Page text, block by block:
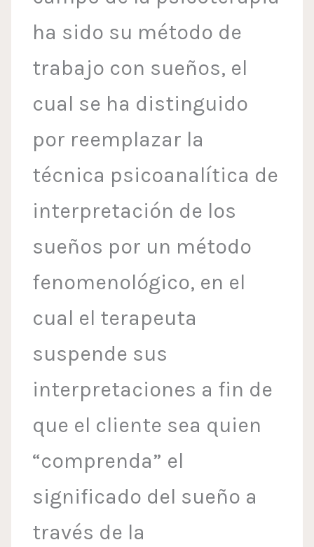
ha sido su método de
trabajo con sueños, el
cual se ha distinguido
por reemplazar la
técnica psicoanalítica de
interpretación de los
sueños por un método
fenomenológico, en el
cual el terapeuta
suspende sus
interpretaciones a fin de
que el cliente sea quien
“comprenda” el
significado del sueño a
través de la